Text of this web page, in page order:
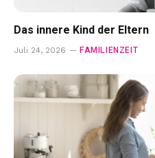
Das innere Kind der Eltern
Juli 24, 2026 FAMILIENZEIT